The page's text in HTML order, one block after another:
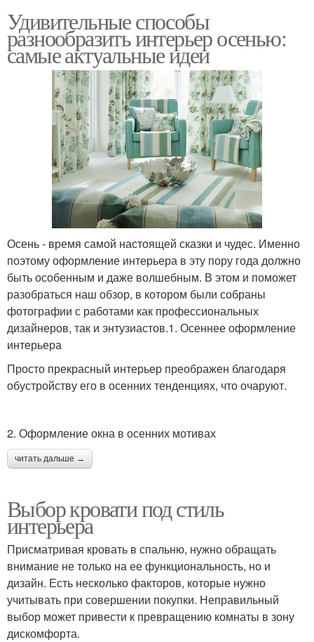
Удивительные способы
разнообразить интерьер осенью:
самые актуальные идеи
Осень - время самой настоящей сказки и чудес. Именно
поэтому оформление интерьера в эту пору года должно
быть особенным и даже волшебным. В этом и поможет
разобраться наш обзор, в котором были собраны
фотографии с работами как профессиональных
дизайнеров, так и энтузиастов.1. Осеннее оформление
интерьера
Просто прекрасный интерьер преображен благодаря
обустройству его в осенних тенденциях, что очаруют.
2. Оформление окна в осенних мотивах
читать дальше →
Выбор кровати под стиль
интерьера
Присматривая кровать в спальню, нужно обращать
внимание не только на ее функциональность, но и
дизайн. Есть несколько факторов, которые нужно
учитывать при совершении покупки. Неправильный
выбор может привести к превращению комнаты в зону
дискомфорта.